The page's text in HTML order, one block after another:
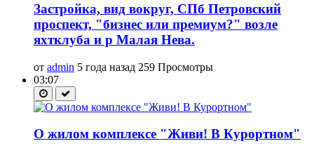
Застройка, вид вокруг, СПб Петровский
проспект, "бизнес или премиум?" возле
яхтклуба и р Малая Нева.
от admin 5 года назад 259 Просмотры
03:07
О жилом комплексе "Живи! В Курортном"